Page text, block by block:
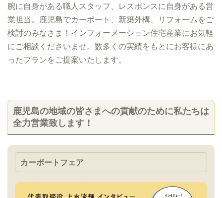
腕に自身がある職人スタッフ、レスポンスに自身がある営
業担当。鹿児島でカーポート、新築外構、リフォームをご
検討のみなさま！インフォーメーション住宅産業にお気軽
にご相談くださいませ。数多くの実績をもとにお客様にあ
ったプランをご提案いたします。
鹿児島の地域の皆さまへの貢献のために私たちは
全力営業致します！
カーポートフェア